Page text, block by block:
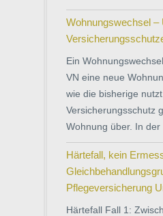
Wohnungswechsel –
Ein
VN eine neue
wie die bisherige
Versicherungsschutz
Wohnung über. In
Härtefall, kein
Pflegeversicherung
Härtefall Fall 1: